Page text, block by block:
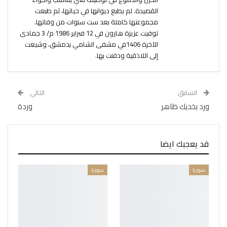
القصيدة. لم يطبع ديوانها في حياتها، ثم طبعت
مجموعتها كاملة بعد ست سنوات من وفاتها.
توفيت عزيزة هارون في 12 فبراير 1986 م/ 3 جمادى
الآخرة 1406في مشفى الشامي بدمشق، وشيعت
إلى اللاذقية ودفنت بها.
السابق
ورد بخديك ظاهر
التالي
وردة
قد يعجبك ايضا
سوريا سوريا